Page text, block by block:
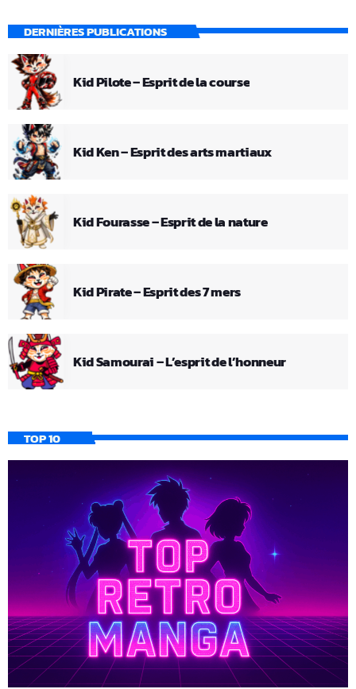
DERNIÈRES PUBLICATIONS
Kid Pilote – Esprit de la course
Kid Ken – Esprit des arts martiaux
Kid Fourasse – Esprit de la nature
Kid Pirate – Esprit des 7 mers
Kid Samourai – L’esprit de l’honneur
TOP 10